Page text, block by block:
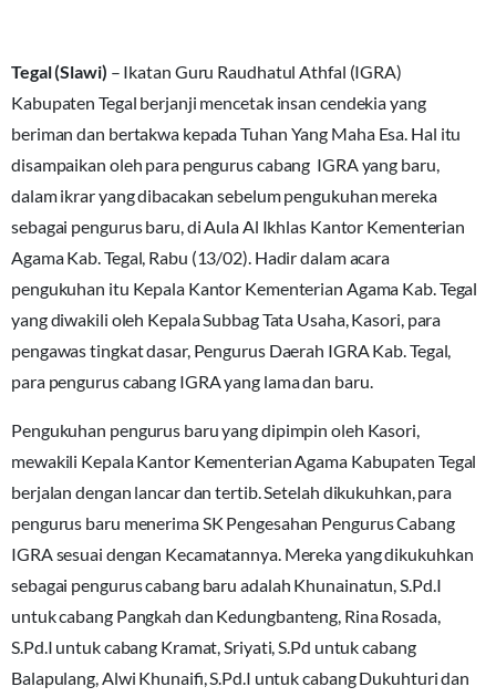
Tegal (Slawi) – Ikatan Guru Raudhatul Athfal (IGRA)
Kabupaten Tegal berjanji mencetak insan cendekia yang
beriman dan bertakwa kepada Tuhan Yang Maha Esa. Hal itu
disampaikan oleh para pengurus cabang IGRA yang baru,
dalam ikrar yang dibacakan sebelum pengukuhan mereka
sebagai pengurus baru, di Aula Al Ikhlas Kantor Kementerian
Agama Kab. Tegal, Rabu (13/02). Hadir dalam acara
pengukuhan itu Kepala Kantor Kementerian Agama Kab. Tegal
yang diwakili oleh Kepala Subbag Tata Usaha, Kasori, para
pengawas tingkat dasar, Pengurus Daerah IGRA Kab. Tegal,
para pengurus cabang IGRA yang lama dan baru.
Pengukuhan pengurus baru yang dipimpin oleh Kasori,
mewakili Kepala Kantor Kementerian Agama Kabupaten Tegal
berjalan dengan lancar dan tertib. Setelah dikukuhkan, para
pengurus baru menerima SK Pengesahan Pengurus Cabang
IGRA sesuai dengan Kecamatannya. Mereka yang dikukuhkan
sebagai pengurus cabang baru adalah Khunainatun, S.Pd.I
untuk cabang Pangkah dan Kedungbanteng, Rina Rosada,
S.Pd.I untuk cabang Kramat, Sriyati, S.Pd untuk cabang
Balapulang, Alwi Khunaifi, S.Pd.I untuk cabang Dukuhturi dan